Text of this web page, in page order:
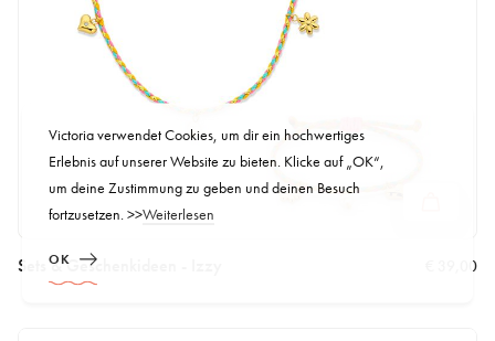
Sets & Geschenkideen - Izzy 39,00
Victoria verwendet Cookies, um dir ein hochwertiges
Erlebnis auf unserer Website zu bieten. Klicke auf „OK“,
um deine Zustimmung zu geben und deinen Besuch
fortzusetzen. >>Weiterlesen
OK